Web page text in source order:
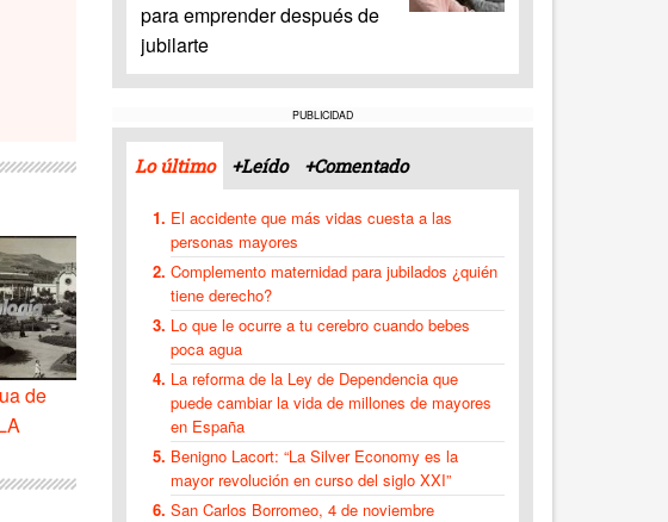
de
para emprender después de
jubilarte
PUBLICIDAD
Lo último +Leído +Comentado
El accidente que más vidas cuesta a las
personas mayores
Complemento maternidad para jubilados ¿quién
tiene derecho?
Lo que le ocurre a tu cerebro cuando bebes
poca agua
La reforma de la Ley de Dependencia que
puede cambiar la vida de millones de mayores
en España
Benigno Lacort: “La Silver Economy es la
mayor revolución en curso del siglo XXI”
San Carlos Borromeo, 4 de noviembre